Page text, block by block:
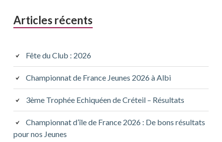
Articles récents
Fête du Club : 2026
Championnat de France Jeunes 2026 à Albi
3ème Trophée Echiquéen de Créteil – Résultats
Championnat d’île de France 2026 : De bons résultats
pour nos Jeunes